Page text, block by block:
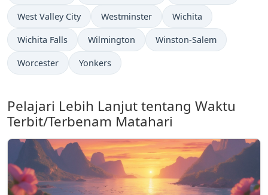
West Valley City Westminster Wichita
Wichita Falls Wilmington Winston-Salem
Worcester Yonkers
Pelajari Lebih Lanjut tentang Waktu
Terbit/Terbenam Matahari